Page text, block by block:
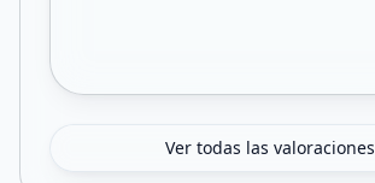
Ver todas las valoraciones